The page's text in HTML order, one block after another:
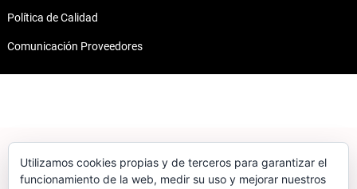
Política de Calidad
Comunicación Proveedores
Teléfono:916 62 21 99
Email:segilca@segilca.com
Utilizamos cookies propias y de terceros para garantizar el
funcionamiento de la web, medir su uso y mejorar nuestros